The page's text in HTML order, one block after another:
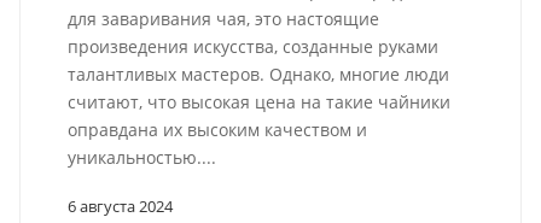
6 августа 2024
для заваривания чая, это настоящие
произведения искусства, созданные руками
талантливых мастеров. Однако, многие люди
считают, что высокая цена на такие чайники
оправдана их высоким качеством и
уникальностью....